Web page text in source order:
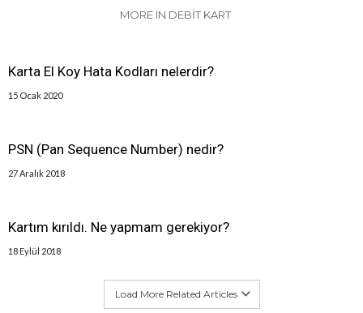
MORE IN DEBIT KART
Karta El Koy Hata Kodları nelerdir?
15 Ocak 2020
PSN (Pan Sequence Number) nedir?
27 Aralık 2018
Kartım kırıldı. Ne yapmam gerekiyor?
18 Eylül 2018
Load More Related Articles